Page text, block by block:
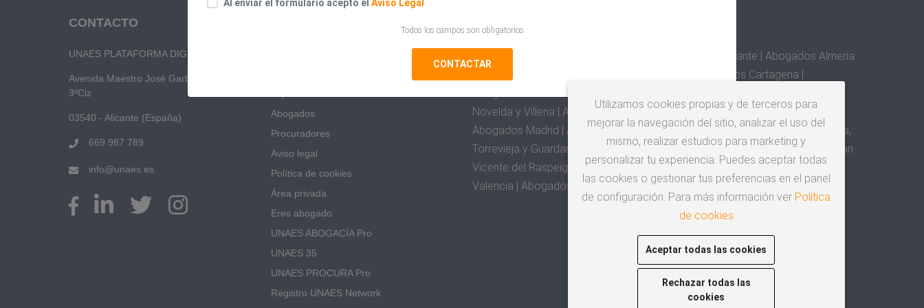
CONTACTO
UNAES PLATAFORMA DIGITAL, S.L.
Avenida Maestro José Garberí, 14, 1-1,
3ºCiz
03540 - Alicante (España)
669 987 789
info@unaes.es
Abogados
Procuradores
Aviso legal
Política de cookies
Área privada
Eres abogado
UNAES ABOGACÍA Pro
UNAES 35
UNAES PROCURA Pro
Registro UNAES Network
Abogados Albacete | Abogados Alcoy | Abogados Alicante | Abogados Almería
| Abogados Barcelona | Abogados Benidorm | Abogados Cartagena |
Novelda y Villena | Abogados Granada | Abogados Huesca | Abogados Jaén |
Abogados Madrid | Abogados Málaga | Abogados Murcia | Abogados Orihuela,
Torrevieja y Guardamar | Abogados San Cristóbal de la Laguna | Abogados San
Vicente del Raspeig | Abogados Santander | Abogados Sevilla | Abogados
Valencia | Abogados Zaragoza
Al enviar el formulario acepto el Aviso Legal
Todos los campos son obligatorios
Utilizamos cookies propias y de terceros para
mejorar la navegación del sitio, analizar el uso del
mismo, realizar estudios para marketing y
personalizar tu experiencia. Puedes aceptar todas
las cookies o gestionar tus preferencias en el panel
de configuración. Para más información ver Política
de cookies
Aceptar todas las cookies
Rechazar todas las
cookies